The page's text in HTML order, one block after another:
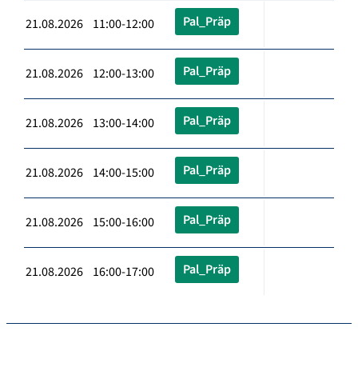
21.08.2026 11:00-12:00 Pal_Präp
21.08.2026 12:00-13:00 Pal_Präp
21.08.2026 13:00-14:00 Pal_Präp
21.08.2026 14:00-15:00 Pal_Präp
21.08.2026 15:00-16:00 Pal_Präp
21.08.2026 16:00-17:00 Pal_Präp